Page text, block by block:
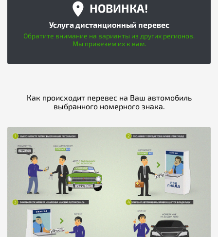
НОВИНКА!
Услуга дистанционный перевес
Обратите внимание на варианты из других регионов.
Мы привезем их к вам.
Как происходит перевес на Ваш автомобиль
выбранного номерного знака.